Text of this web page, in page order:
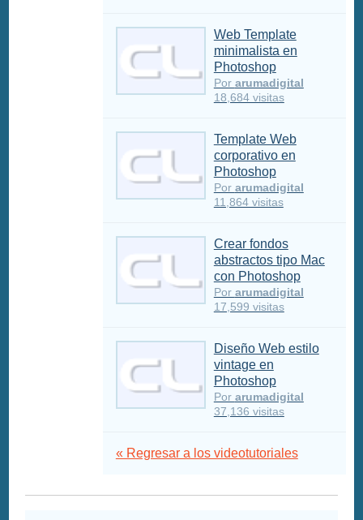
Web Template
minimalista en
Photoshop
Por arumadigital
18,684 visitas
Template Web
corporativo en
Photoshop
Por arumadigital
11,864 visitas
Crear fondos
abstractos tipo Mac
con Photoshop
Por arumadigital
17,599 visitas
Diseño Web estilo
vintage en
Photoshop
Por arumadigital
37,136 visitas
« Regresar a los videotutoriales